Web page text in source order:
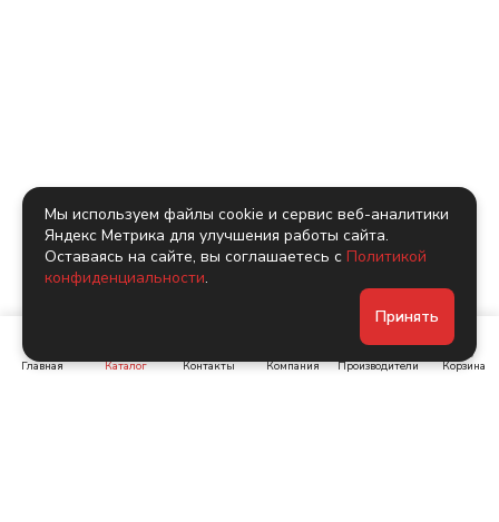
Главная Каталог Контакты Компания Производители Корзина
Мы используем файлы cookie и сервис веб-аналитики
Яндекс Метрика для улучшения работы сайта.
Оставаясь на сайте, вы соглашаетесь с Политикой
конфиденциальности.
Принять